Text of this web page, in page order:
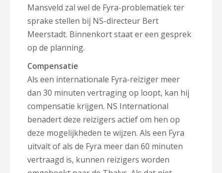
Mansveld zal wel de Fyra-problematiek ter
sprake stellen bij NS-directeur Bert
Meerstadt. Binnenkort staat er een gesprek
op de planning.
Compensatie
Als een internationale Fyra-reiziger meer
dan 30 minuten vertraging op loopt, kan hij
compensatie krijgen. NS International
benadert deze reizigers actief om hen op
deze mogelijkheden te wijzen. Als een Fyra
uitvalt of als de Fyra meer dan 60 minuten
vertraagd is, kunnen reizigers worden